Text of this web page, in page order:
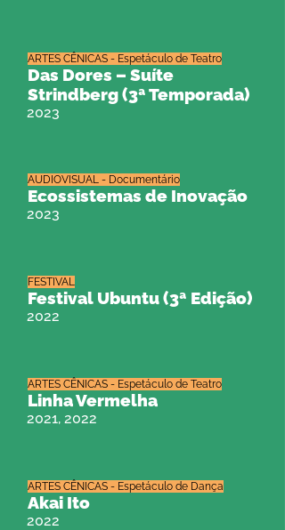
Das Dores – Suíte
Strindberg (3ª Temporada)
2023
ARTES CÊNICAS - Espetáculo de Teatro
Ecossistemas de Inovação
2023
AUDIOVISUAL - Documentário
Festival Ubuntu (3ª Edição)
2022
FESTIVAL
Linha Vermelha
2021, 2022
ARTES CÊNICAS - Espetáculo de Teatro
Akai Ito
2022
ARTES CÊNICAS - Espetáculo de Dança